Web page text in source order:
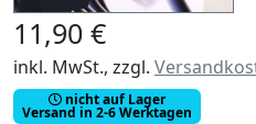
11,90 €
inkl. MwSt., zzgl.
nicht auf Lager
Versand in 2-6 Werktagen